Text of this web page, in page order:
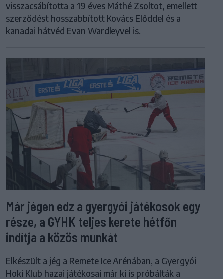
visszacsábította a 19 éves Máthé Zsoltot, emellett
szerződést hosszabbított Kovács Előddel és a
kanadai hátvéd Evan Wardleyvel is.
Már jégen edz a gyergyói játékosok egy
része, a GYHK teljes kerete hétfőn
indítja a közös munkát
Elkészült a jég a Remete Ice Arénában, a Gyergyói
Hoki Klub hazai játékosai már ki is próbálták a